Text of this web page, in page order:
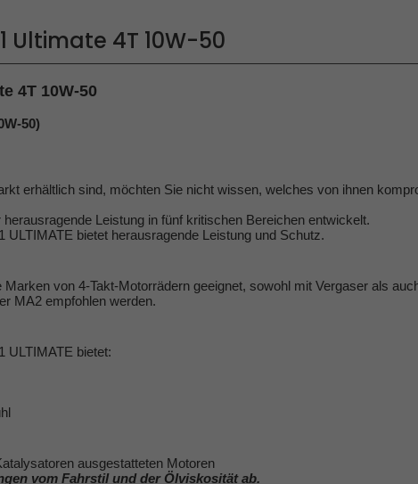
Ultimate 4T 10W-50
4T 10W-50
50)
erhältlich sind, möchten Sie nicht wissen, welches von ihnen
Leistung in fünf kritischen Bereichen entwickelt.
bietet herausragende Leistung und Schutz.
von 4-Takt-Motorrädern geeignet, sowohl mit Vergaser als
MA2 empfohlen werden.
ULTIMATE bietet:
ausgestatteten Motoren
vom Fahrstil und der Ölviskosität ab.